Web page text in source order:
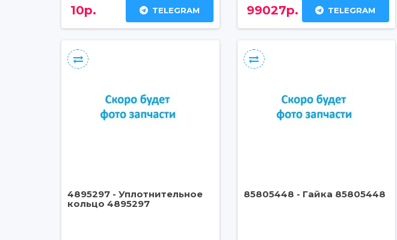
10р. TELEGRAM 99027р. TELEGRAM
4895297 - Уплотнительное
кольцо 4895297
85805448 - Гайка 85805448